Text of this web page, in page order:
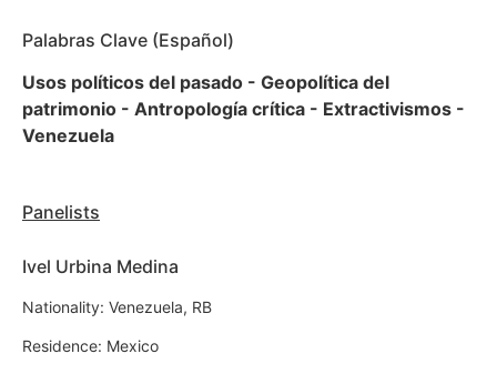
Palabras Clave (Español)
Usos políticos del pasado - Geopolítica del
patrimonio - Antropología crítica - Extractivismos -
Venezuela
Panelists
Ivel Urbina Medina
Nationality: Venezuela, RB
Residence: Mexico